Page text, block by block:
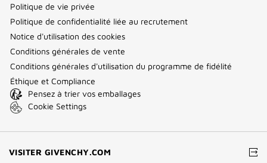
Politique de vie privée
Politique de confidentialité liée au recrutement
Notice d'utilisation des cookies
Conditions générales de vente
Conditions générales d'utilisation du programme de fidélité
Éthique et Compliance
Pensez à trier vos emballages
Cookie Settings
VISITER GIVENCHY.COM